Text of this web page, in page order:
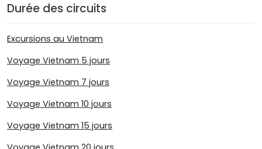
Durée des circuits
Excursions au Vietnam
Voyage Vietnam 5 jours
Voyage Vietnam 7 jours
Voyage Vietnam 10 jours
Voyage Vietnam 15 jours